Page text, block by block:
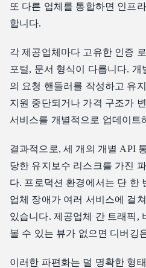
또 다른 업체를 통합하면 인프
합니다.
각 제공업체마다 고유한 인증
포털, 문서 형식이 다릅니다.
의 요청 핸들러를 작성하고 유
지원 중단되거나 가격 구조가
서비스를 개별적으로 업데이트
결과적으로, 세 개의 개별 API
당한 유지보수 리스크를 가진
다. 프로덕션 환경에서는 단 한
업체 장애가 여러 서비스에 걸
있습니다. 제공업체 간 트래픽,
볼 수 있는 뷰가 없으면 디버깅
이러한 파편화는 덜 명확한 형